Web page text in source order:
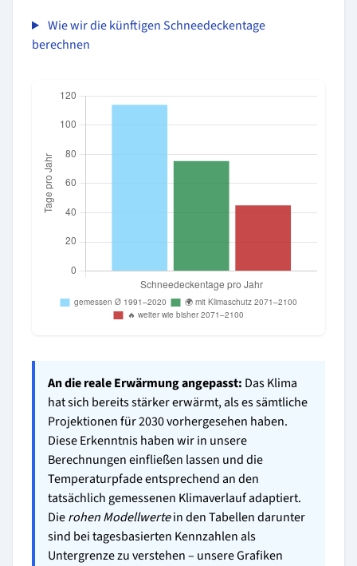
Wie wir die künftigen Schneedeckentage
berechnen
An die reale Erwärmung angepasst: Das Klima
hat sich bereits stärker erwärmt, als es sämtliche
Projektionen für 2030 vorhergesehen haben.
Diese Erkenntnis haben wir in unsere
Berechnungen einfließen lassen und die
Temperaturpfade entsprechend an den
tatsächlich gemessenen Klimaverlauf adaptiert.
Dierohen Modellwertein den Tabellen darunter
sind bei tagesbasierten Kennzahlen als
Untergrenze zu verstehen – unsere Grafiken